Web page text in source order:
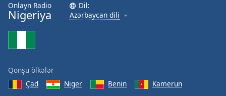
Font
Family
Done
Onlayn Radio
Nigeriya
Dil:
Azərbaycan dili
Qonşu ölkələr
Çad
Niger Benin Kamerun